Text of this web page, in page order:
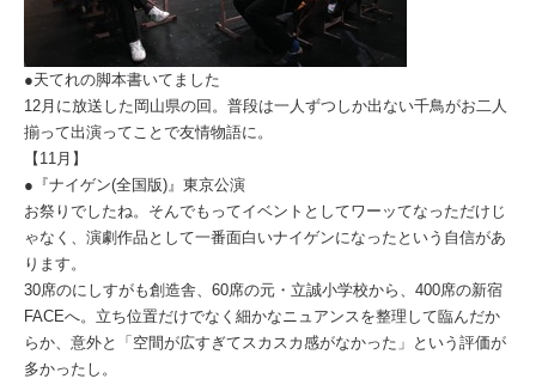
●天てれの脚本書いてました
12月に放送した岡山県の回。普段は一人ずつしか出ない千鳥がお二人
揃って出演ってことで友情物語に。
【11月】
●『ナイゲン(全国版)』東京公演
お祭りでしたね。そんでもってイベントとしてワーッてなっただけじ
ゃなく、演劇作品として一番面白いナイゲンになったという自信があ
ります。
30席のにしすがも創造舎、60席の元・立誠小学校から、400席の新宿
FACEへ。立ち位置だけでなく細かなニュアンスを整理して臨んだか
らか、意外と「空間が広すぎてスカスカ感がなかった」という評価が
多かったし。